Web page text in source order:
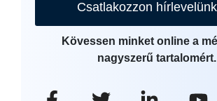
Csatlakozzon
Kövessen minket online a
nagyszerű tartalomért.